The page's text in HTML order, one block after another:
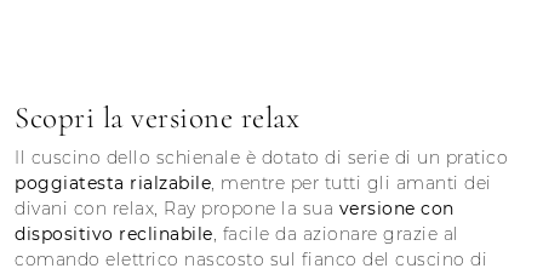
Scopri la versione relax
Il cuscino dello schienale è dotato di serie di un pratico
poggiatesta rialzabile, mentre per tutti gli amanti dei
divani con relax, Ray propone la sua versione con
dispositivo reclinabile, facile da azionare grazie al
comando elettrico nascosto sul fianco del cuscino di